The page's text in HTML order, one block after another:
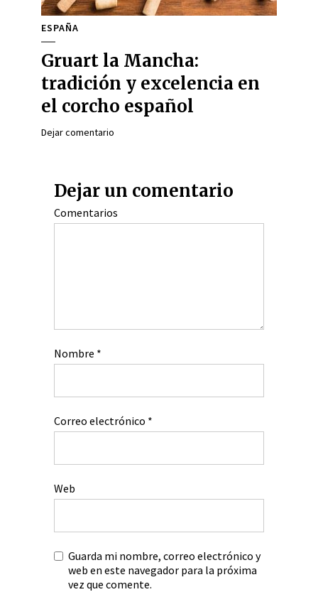
ESPAÑA
Gruart la Mancha:
tradición y excelencia en
el corcho español
Dejar comentario
Dejar un comentario
Comentarios
Nombre *
Correo electrónico *
Web
Guarda mi nombre, correo electrónico y
web en este navegador para la próxima
vez que comente.